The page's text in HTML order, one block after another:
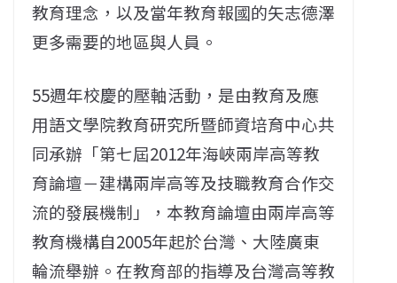
教育理念，以及當年教育報國的矢志德澤
更多需要的地區與人員。
55週年校慶的壓軸活動，是由教育及應
用語文學院教育研究所暨師資培育中心共
同承辦「第七屆2012年海峽兩岸高等教
育論壇－建構兩岸高等及技職教育合作交
流的發展機制」，本教育論壇由兩岸高等
教育機構自2005年起於台灣、大陸廣東
輪流舉辦。在教育部的指導及台灣高等教